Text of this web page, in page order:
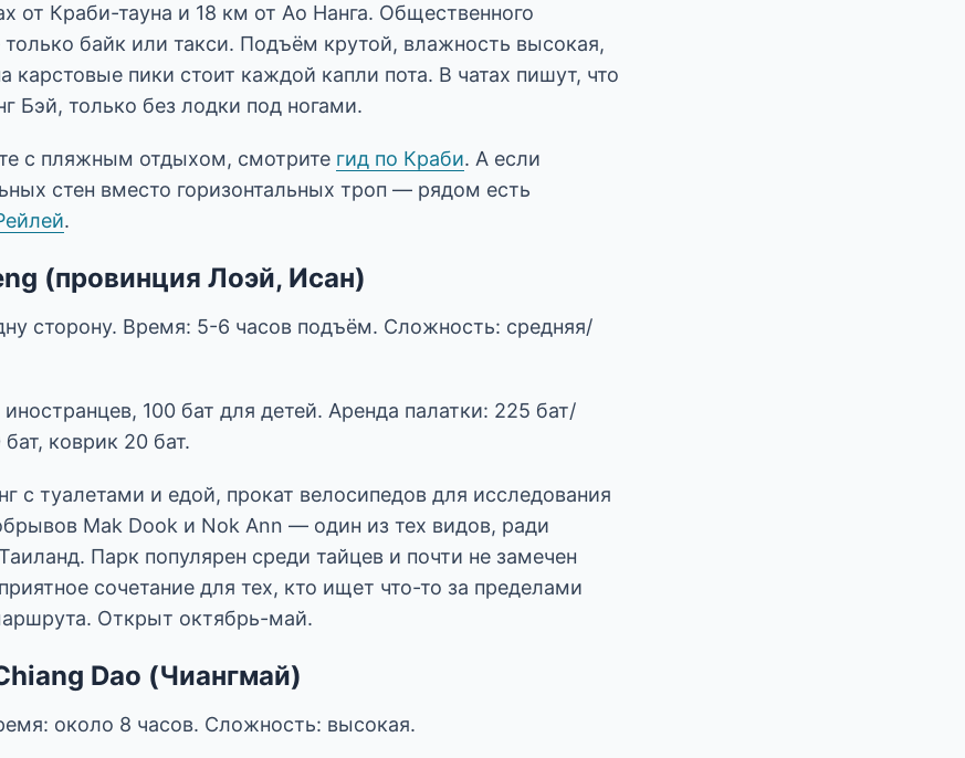
от Краби-тауна и 18 км от Ао Нанга. Общественного
байк или такси. Подъём крутой, влажность высокая,
карстовые пики стоит каждой капли пота. В чатах пишут, что
Бэй, только без лодки под ногами.
с пляжным отдыхом, смотрите гид по Краби. А если
стен вместо горизонтальных троп — рядом есть
.
(провинция Лоэй, Исан)
сторону. Время: 5-6 часов подъём. Сложность: средняя/
100 бат для детей. Аренда палатки: 225 бат/
коврик 20 бат.
с туалетами и едой, прокат велосипедов для исследования
Mak Dook и Nok Ann — один из тех видов, ради
Парк популярен среди тайцев и почти не замечен
сочетание для тех, кто ищет что-то за пределами
Открыт октябрь-май.
Dao (Чиангмай)
около 8 часов. Сложность: высокая.